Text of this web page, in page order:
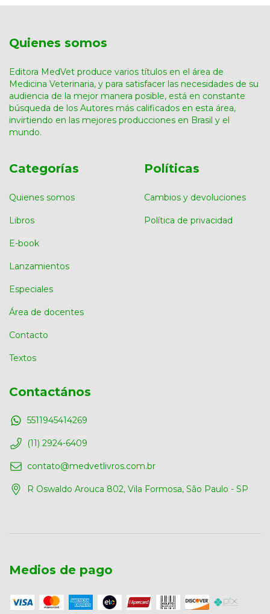
Quienes somos
Editora MedVet produce varios títulos en el área de
Medicina Veterinaria, y para satisfacer las necesidades de su
audiencia de la mejor manera posible, está en constante
búsqueda de los Autores más calificados en esta área,
invirtiendo en las mejores producciones en Brasil y el
mundo.
Categorías
Quienes somos
Libros
E-book
Lanzamientos
Especiales
Área de docentes
Contacto
Textos
Políticas
Cambios y devoluciones
Política de privacidad
Contactános
5511945414269
(11) 2924-6409
contato@medvetlivros.com.br
R Oswaldo Arouca 802, Vila Formosa, São Paulo - SP
Medios de pago